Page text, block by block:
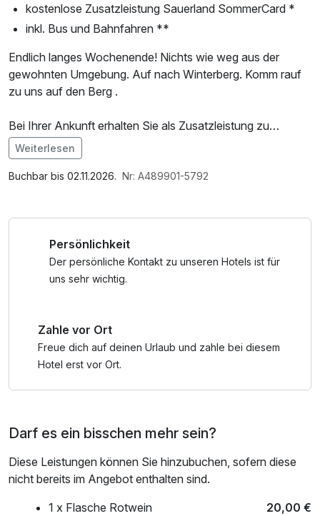
kostenlose Zusatzleistung Sauerland SommerCard *
inkl. Bus und Bahnfahren **
Endlich langes Wochenende! Nichts wie weg aus der
gewohnten Umgebung. Auf nach Winterberg. Komm rauf
zu uns auf den Berg .
Bei Ihrer Ankunft erhalten Sie als Zusatzleistung zu
unseren eigenen vorstehend aufgeführten Leistungen die *
Sauerland Sommer Card - Von April bis Oktober die Ihnen
zahlreiche kostenlos Vorteile und Leistungen der
spielen, Biathlon-Schießen, Schwimmen, Bowlen und alles
weitere, was sonst noch in Deinen Urlaub passt.
Im Angebot enthalten
1 Flasche Mineralwasser, W-LAN Nutzung /
Weiterlesen
Buchbar bis 02.11.2026. Nr: A489901-5792
Persönlichkeit
Der persönliche Kontakt zu unseren Hotels ist für
uns sehr wichtig.
Zahle vor Ort
Freue dich auf deinen Urlaub und zahle bei diesem
Hotel erst vor Ort.
Darf es ein bisschen mehr sein?
Diese Leistungen können Sie hinzubuchen, sofern diese
nicht bereits im Angebot enthalten sind.
1 x Flasche Rotwein
20,00 €